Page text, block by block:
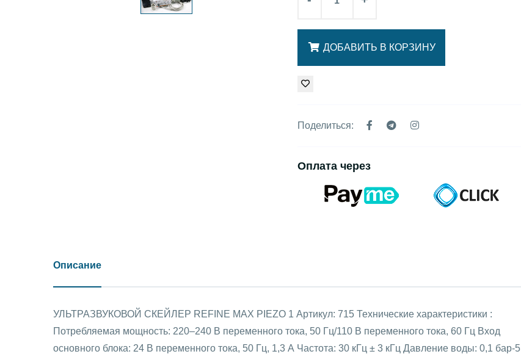
ДОБАВИТЬ В КОРЗИНУ
Поделиться:
Оплата через
Описание
УЛЬТРАЗВУКОВОЙ СКЕЙЛЕР REFINE MAX PIEZO 1 Артикул: 715 Технические характеристики :
Потребляемая мощность: 220–240 В переменного тока, 50 Гц/110 В переменного тока, 60 Гц Вход
основного блока: 24 В переменного тока, 50 Гц, 1,3 А Частота: 30 кГц ± 3 кГц Давление воды: 0,1 бар-5